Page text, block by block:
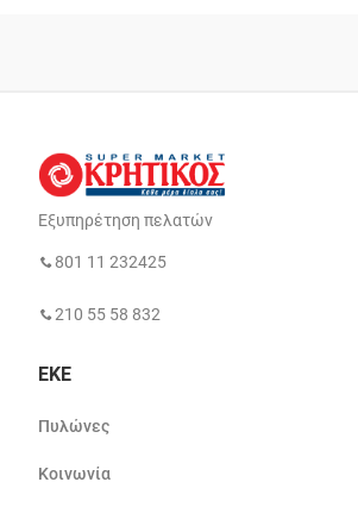
Εξυπηρέτηση πελατών
801 11 232425
210 55 58 832
ΕΚΕ
Πυλώνες
Κοινωνία